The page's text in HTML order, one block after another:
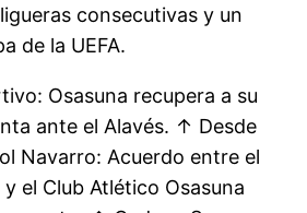
consecutivas y un
de la UEFA.
Osasuna recupera a su
ante el Alavés. ↑ Desde
Navarro: Acuerdo entre el
el Club Atlético Osasuna